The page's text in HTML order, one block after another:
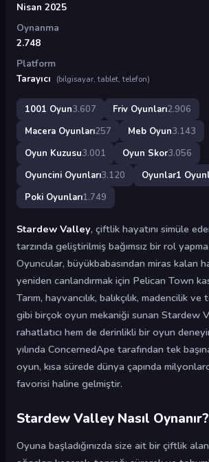
Nisan 2025
Oynanma
2.748
Platform
Tarayıcı
(bilgisayar, tablet, telefon)
1001 Oyun3.607 Friv Oyunları2.906
Macera Oyunları257 Meb Oyun3.143
Oyun Kuzusu3.001 Oyun Skor3.056
Oyuncini Oyunları3.120 Oyunlar1
Poki Oyunları1.749
Stardew Valley, çiftlik hayatını simüle
tarzında geliştirilmiş bağımsız bir rol
Oyuncular, büyükbabasından miras kalan
yeniden canlandırmak için Pelican Town
Tarım, hayvancılık, balıkçılık, madencilik
gibi birçok oyun mekaniği sunan Stardew
rahatlatıcı hem de derinlikli bir oyun
yılında ConcernedApe tarafından tek
oyun, kısa sürede dünya çapında
favorisi haline gelmiştir.
Stardew Valley Nasıl Oynanır?
Oyuna başladığınızda size ait bir çiftlik